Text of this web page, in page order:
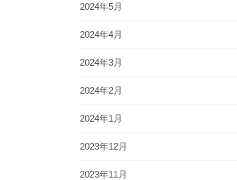
2024年5月
2024年4月
2024年3月
2024年2月
2024年1月
2023年12月
2023年11月